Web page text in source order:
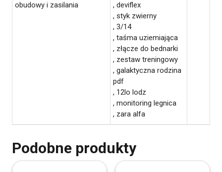
obudowy i zasilania
, deviflex
, styk zwierny
, 3/14
, taśma uziemiająca
, złącze do bednarki
, zestaw treningowy
, galaktyczna rodzina
pdf
, 12lo lodz
, monitoring legnica
, zara alfa
Podobne produkty